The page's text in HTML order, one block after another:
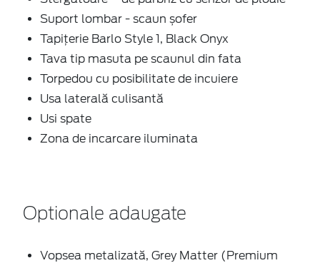
Suport lombar - scaun șofer
Tapițerie Barlo Style 1, Black Onyx
Tava tip masuta pe scaunul din fata
Torpedou cu posibilitate de incuiere
Usa laterală culisantă
Usi spate
Zona de incarcare iluminata
Optionale adaugate
Vopsea metalizată, Grey Matter (Premium